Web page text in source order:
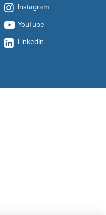
Instagram
YouTube
LinkedIn